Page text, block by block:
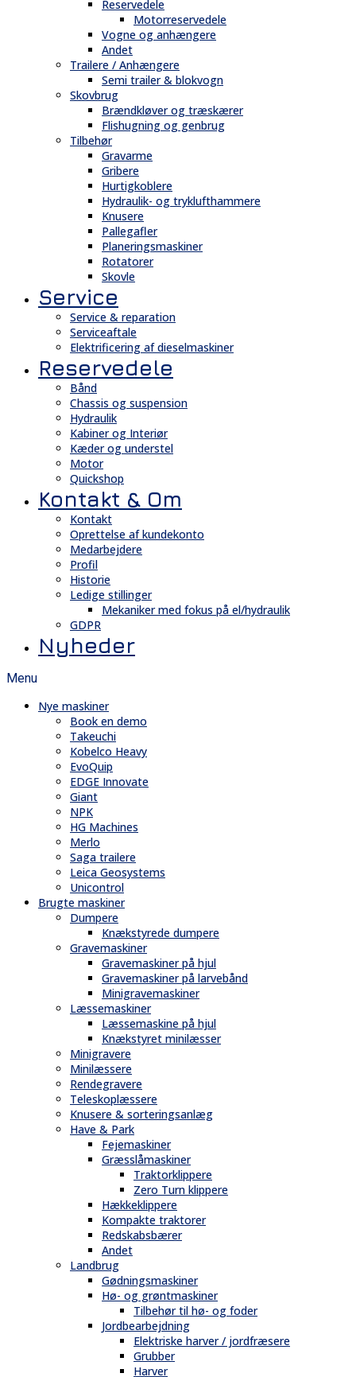
Reservedele
Motorreservedele
Vogne og anhængere
Andet
Trailere / Anhængere
Semi trailer & blokvogn
Skovbrug
Brændkløver og træskærer
Flishugning og genbrug
Tilbehør
Gravarme
Gribere
Hurtigkoblere
Hydraulik- og tryklufthammere
Knusere
Pallegafler
Planeringsmaskiner
Rotatorer
Skovle
Service
Service & reparation
Serviceaftale
Elektrificering af dieselmaskiner
Reservedele
Bånd
Chassis og suspension
Hydraulik
Kabiner og Interiør
Kæder og understel
Motor
Quickshop
Kontakt & Om
Kontakt
Oprettelse af kundekonto
Medarbejdere
Profil
Historie
Ledige stillinger
Mekaniker med fokus på el/hydraulik
GDPR
Nyheder
Menu
Nye maskiner
Book en demo
Takeuchi
Kobelco Heavy
EvoQuip
EDGE Innovate
Giant
NPK
HG Machines
Merlo
Saga trailere
Leica Geosystems
Unicontrol
Brugte maskiner
Dumpere
Knækstyrede dumpere
Gravemaskiner
Gravemaskiner på hjul
Gravemaskiner på larvebånd
Minigravemaskiner
Læssemaskiner
Læssemaskine på hjul
Knækstyret minilæsser
Minigravere
Minilæssere
Rendegravere
Teleskoplæssere
Knusere & sorteringsanlæg
Have & Park
Fejemaskiner
Græsslåmaskiner
Traktorklippere
Zero Turn klippere
Hækkeklippere
Kompakte traktorer
Redskabsbærer
Andet
Landbrug
Gødningsmaskiner
Hø- og grøntmaskiner
Tilbehør til hø- og foder
Jordbearbejdning
Elektriske harver / jordfræsere
Grubber
Harver